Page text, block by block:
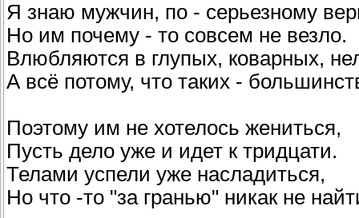
Я знаю мужчин, по - серьезному
Но им почему - то совсем не везло.
Влюбляются в глупых, коварных,
А всё потому, что таких -
Поэтому им не хотелось жениться,
Пусть дело уже и идет к тридцати.
Телами успели уже насладиться,
Но что -то "за гранью" никак не